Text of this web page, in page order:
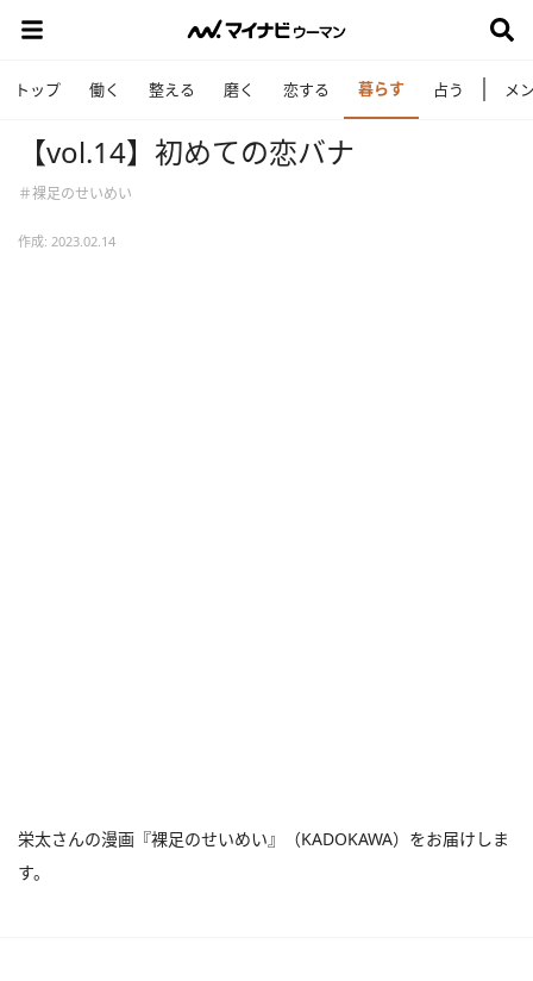
トップ 働く 整える 磨く 恋する 暮らす 占う メ
【vol.14】初めての恋バナ
＃裸足のせいめい
作成: 2023.02.14
栄太さんの漫画『裸足のせいめい』（KADOKAWA）をお届けしま
す。